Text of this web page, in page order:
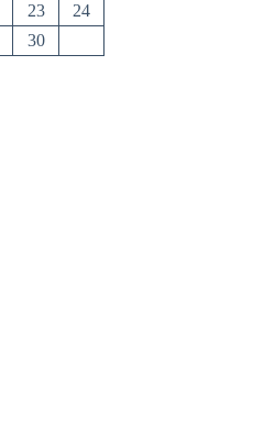
23
24
30